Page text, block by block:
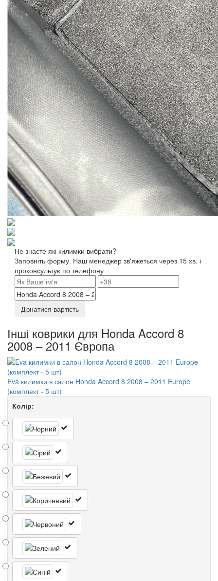
Не знаєте які килимки вибрати?
Заповніть форму. Наш менеджер зв'яжеться через 15 хв. і
проконсультує по телефону
Дізнатися вартість
Інші коврики для Honda Accord 8
2008 – 2011 Європа
Eva килимки в салон Honda Accord 8 2008 – 2011 Europe
(комплект - 5 шт)
Колір: